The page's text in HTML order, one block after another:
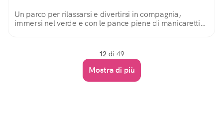
Un parco per rilassarsi e divertirsi in compagnia,
immersi nel verde e con le pance piene di manicaretti
12 di 49
Mostra di più